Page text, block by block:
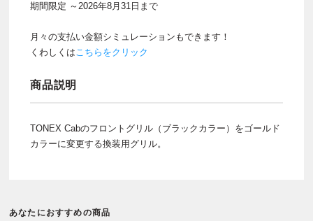
期間限定 ～2026年8月31日まで
月々の支払い金額シミュレーションもできます！
くわしくはこちらをクリック
商品説明
TONEX Cabのフロントグリル（ブラックカラー）をゴールド
カラーに変更する換装用グリル。
あなたにおすすめの商品